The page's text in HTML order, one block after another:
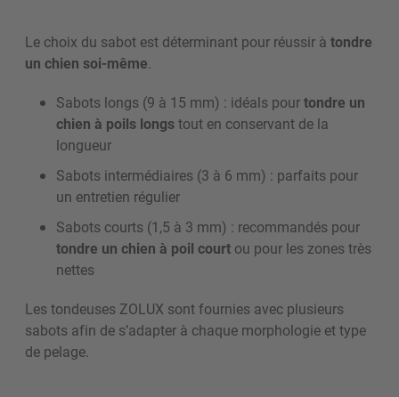
Le choix du sabot est déterminant pour réussir à tondre
un chien soi-même.
Sabots longs (9 à 15 mm) : idéals pourtondre un
chien à poils longstout en conservant de la
longueur
Sabots intermédiaires (3 à 6 mm) : parfaits pour
un entretien régulier
Sabots courts (1,5 à 3 mm) : recommandés pour
tondre un chien à poil court ou pour les zones très
nettes
Les tondeuses ZOLUX sont fournies avec plusieurs
sabots afin de s’adapter à chaque morphologie et type
de pelage.